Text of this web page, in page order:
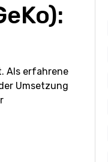
Als erfahrene
Umsetzung